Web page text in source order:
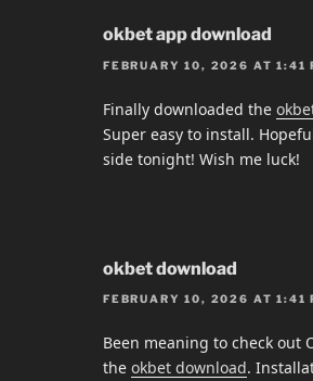
okbet app download
FEBRUARY 10, 2026 AT 1:41
Finally downloaded the
Super easy to install.
side tonight! Wish me luck!
okbet download
FEBRUARY 10, 2026 AT 1:41
Been meaning to check out
the okbet download.